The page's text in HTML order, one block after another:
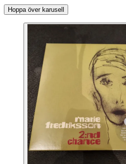
Hoppa över karusell